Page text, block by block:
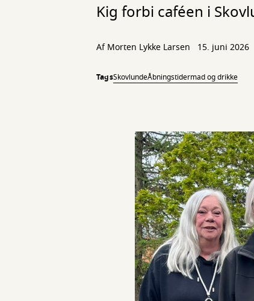
Kig forbi caféen i
AfMorten Lykke Larsen 15. juni 2026
TagsSkovlundeÅbningstidermad og drikke